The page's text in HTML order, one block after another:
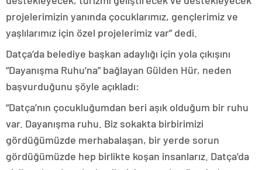
projelerimizin yanında çocuklarımız, gençlerimiz ve
yaşlılarımız için özel projelerimiz var” dedi.
Datça’da belediye başkan adaylığı için yola çıkışını
“Dayanışma Ruhu’na” bağlayan Gülden Hür, neden
başvurduğunu şöyle açıkladı:
“Datça’nın çocukluğumdan beri aşık olduğum bir ruhu
var. Dayanışma ruhu. Biz sokakta birbirimizi
gördüğümüzde merhabalaşan, bir yerde sorun
gördüğümüzde hep birlikte koşan insanlarız. Datça’da